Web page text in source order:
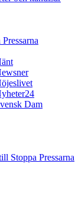
Dam
Stoppa Pressarna